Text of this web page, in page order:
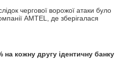
чергової ворожої атаки було
AMTEL, де зберігалася
кожну другу ідентичну банку